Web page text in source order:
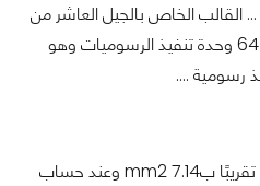
وحجمه يظهر لنا ان القالب تقريبًا يأتي بحجم 130 mm2 وهو اكبر من قالب معالجات Coffe Lake الذي يأتي بحجم 126mm2 ... القالب الخاص بالجيل العاشر من
انتل للحواسب المحمولة يقدم كحد اقصى 4 انوية اساسية للمعالجة المركزية و 8 مسارات اضافية للمعالجة بالاضافة الى عدد 64 وحدة تنفيذ الرسوميات وهو
حجم النواة الواحدة على قالب معالجات الجيل العاشر من انتل متضمنة المستوى الثاني من ذاكرة التخزين المخبئة (الكاش) تقدر تقريبًا ب7.14 mm2 وعند حساب